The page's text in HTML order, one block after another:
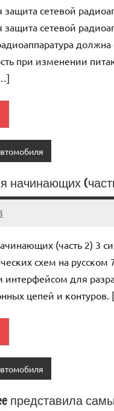
защита сетевой
защита сетевой
должна
при изменении
начинающих
(часть 2) 3
схем на русском
для
цепей и
представила